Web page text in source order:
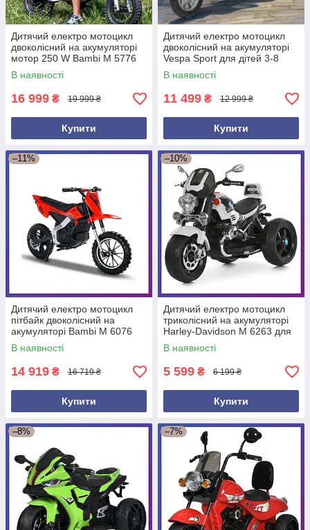
Дитячий електро мотоцикл
двоколісний на акумуляторі
мотор 250 W Bambi M 5776
для дітей від 6 років
Червоний
В наявності
16 999 ₴ 19 999 ₴
Купити
Дитячий електро мотоцикл
двоколісний на акумуляторі
Vespa Sport для дітей 3-8
років Синій
В наявності
11 499 ₴ 12 999 ₴
Купити
–11%
Дитячий електро мотоцикл
пітбайк двоколісний на
акумуляторі Bambi M 6076
для дітей 3-8 років Червоний
В наявності
14 919 ₴ 16 719 ₴
Купити
–10%
Дитячий електро мотоцикл
триколісний на акумуляторі
Harley-Davidson M 6263 для
дітей 3-8 років Білий
В наявності
5 599 ₴ 6 199 ₴
Купити
–8% –7%